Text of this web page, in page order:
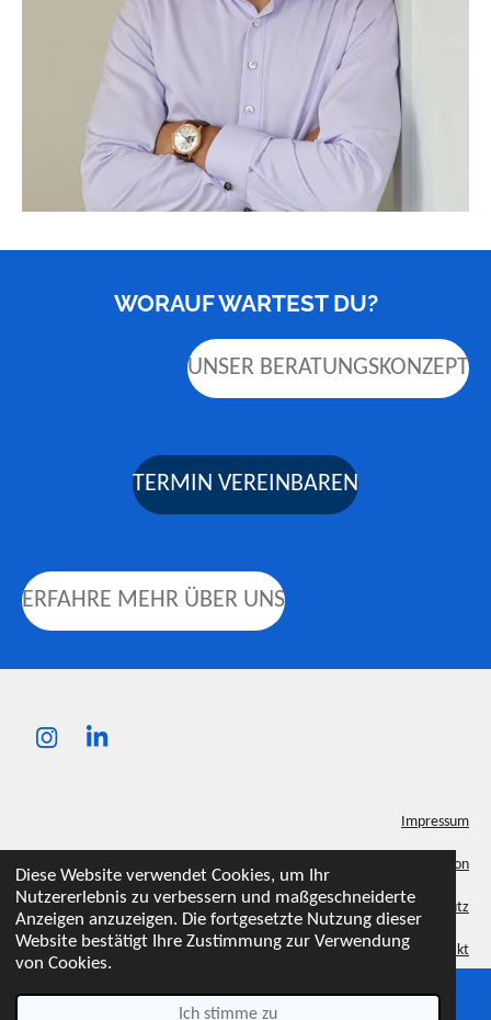
Diese Website verwendet Cookies, um Ihr
Nutzererlebnis zu verbessern und maßgeschneiderte
Anzeigen anzuzeigen. Die fortgesetzte Nutzung dieser
Website bestätigt Ihre Zustimmung zur Verwendung
von Cookies.
Ich stimme zu
WORAUF WARTEST DU?
UNSER BERATUNGSKONZEPT
TERMIN VEREINBAREN
ERFAHRE MEHR ÜBER UNS
I
g
r
a
m
L
d
I
n
Impressum
Erstinformation
Datenschutz
Kontakt
Karriere